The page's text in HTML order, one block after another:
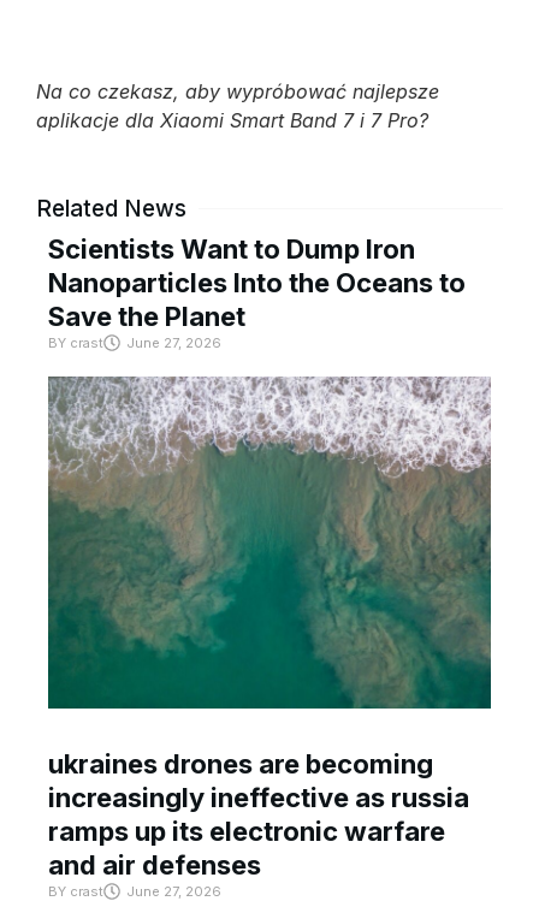
Na co czekasz, aby wypróbować najlepsze
aplikacje dla Xiaomi Smart Band 7 i 7 Pro?
Related News
Scientists Want to Dump Iron
Nanoparticles Into the Oceans to
Save the Planet
BY crast June 27, 2026
ukraines drones are becoming
increasingly ineffective as russia
ramps up its electronic warfare
and air defenses
BY crast June 27, 2026